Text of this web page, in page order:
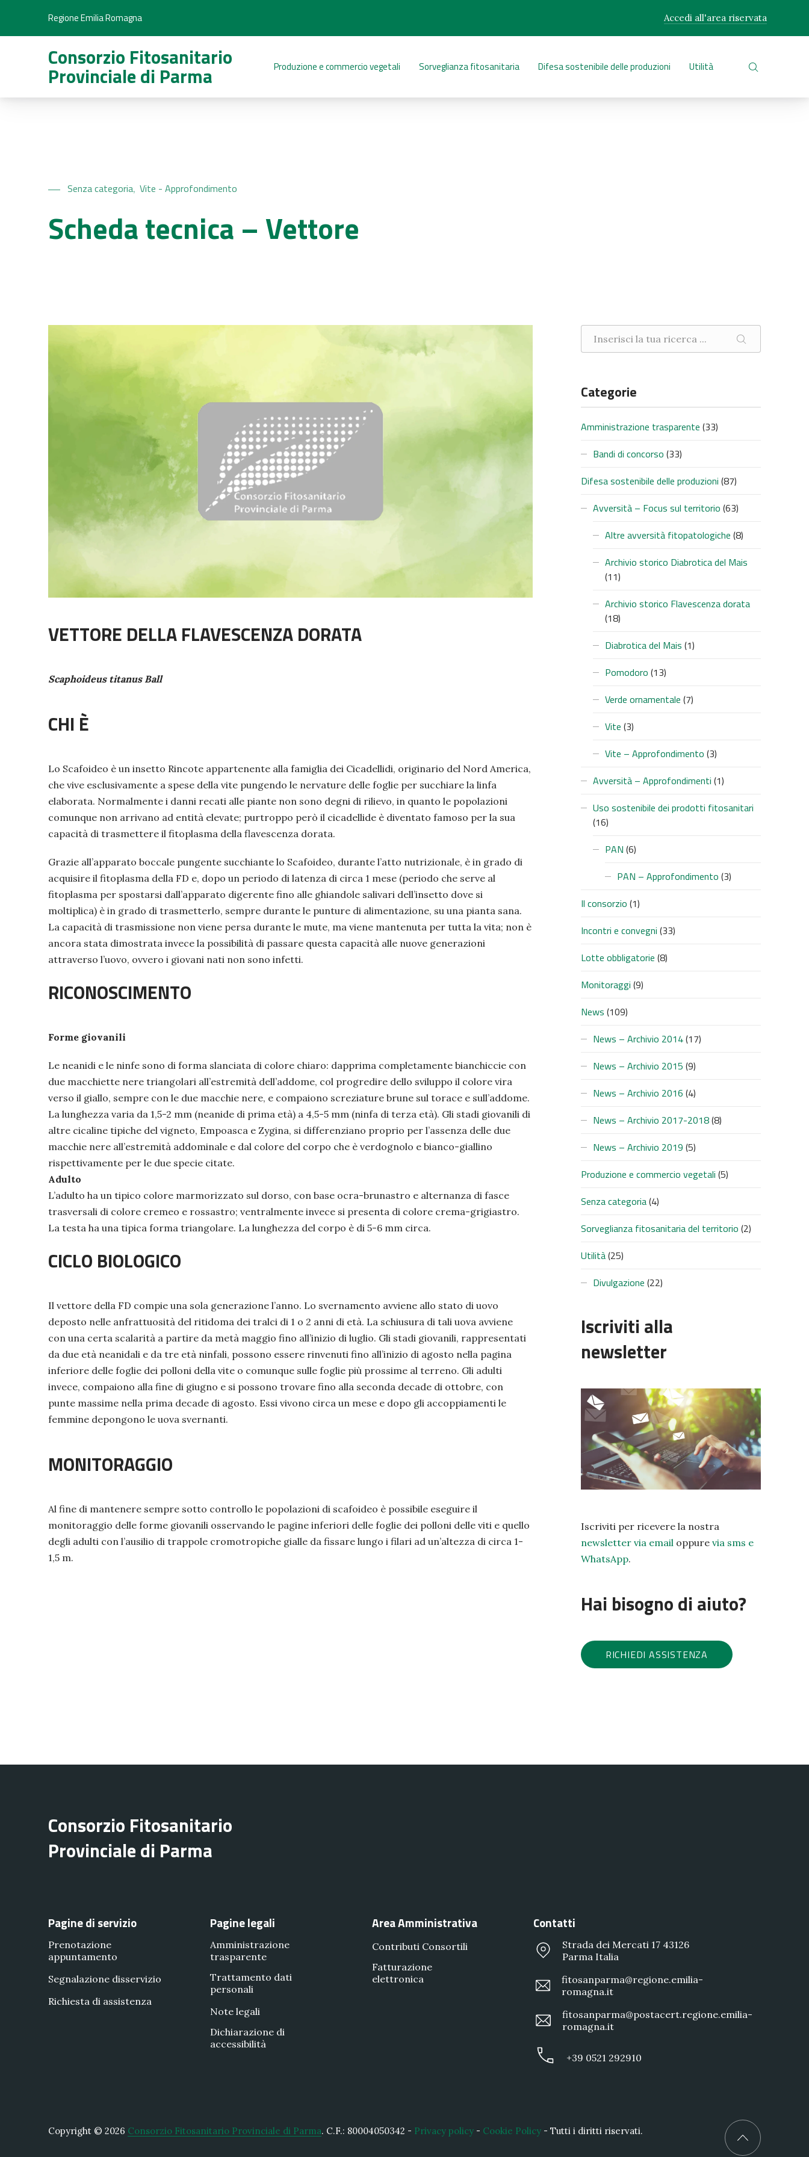
Regione Emilia Romagna Accedi all'area riservata
Consorzio Fitosanitario
Provinciale di Parma Produzione e commercio vegetali Sorveglianza fitosanitaria Difesa sostenibile delle produzioni Utilità
CERCA NEL
Senza categoria, Vite - Approfondimento
Scheda tecnica – Vettore
VETTORE DELLA FLAVESCENZA DORATA
Scaphoideus titanus Ball
CHI È
Lo Scafoideo è un insetto Rincote appartenente alla famiglia dei Cicadellidi, originario del Nord America,
che vive esclusivamente a spese della vite pungendo le nervature delle foglie per succhiare la linfa
elaborata. Normalmente i danni recati alle piante non sono degni di rilievo, in quanto le popolazioni
comunque non arrivano ad entità elevate; purtroppo però il cicadellide è diventato famoso per la sua
capacità di trasmettere il fitoplasma della flavescenza dorata.
Grazie all’apparato boccale pungente succhiante lo Scafoideo, durante l’atto nutrizionale, è in grado di
acquisire il fitoplasma della FD e, dopo un periodo di latenza di circa 1 mese (periodo che serve al
fitoplasma per spostarsi dall’apparato digerente fino alle ghiandole salivari dell’insetto dove si
moltiplica) è in grado di trasmetterlo, sempre durante le punture di alimentazione, su una pianta sana.
La capacità di trasmissione non viene persa durante le mute, ma viene mantenuta per tutta la vita; non è
ancora stata dimostrata invece la possibilità di passare questa capacità alle nuove generazioni
attraverso l’uovo, ovvero i giovani nati non sono infetti.
RICONOSCIMENTO
Forme giovanili
Le neanidi e le ninfe sono di forma slanciata di colore chiaro: dapprima completamente bianchiccie con
due macchiette nere triangolari all’estremità dell’addome, col progredire dello sviluppo il colore vira
verso il giallo, sempre con le due macchie nere, e compaiono screziature brune sul torace e sull’addome.
La lunghezza varia da 1,5-2 mm (neanide di prima età) a 4,5-5 mm (ninfa di terza età). Gli stadi giovanili di
altre cicaline tipiche del vigneto, Empoasca e Zygina, si differenziano proprio per l’assenza delle due
macchie nere all’estremità addominale e dal colore del corpo che è verdognolo e bianco-giallino
rispettivamente per le due specie citate.
Adulto
L’adulto ha un tipico colore marmorizzato sul dorso, con base ocra-brunastro e alternanza di fasce
trasversali di colore cremeo e rossastro; ventralmente invece si presenta di colore crema-grigiastro.
La testa ha una tipica forma triangolare. La lunghezza del corpo è di 5-6 mm circa.
CICLO BIOLOGICO
Il vettore della FD compie una sola generazione l’anno. Lo svernamento avviene allo stato di uovo
deposto nelle anfrattuosità del ritidoma dei tralci di 1 o 2 anni di età. La schiusura di tali uova avviene
con una certa scalarità a partire da metà maggio fino all’inizio di luglio. Gli stadi giovanili, rappresentati
da due età neanidali e da tre età ninfali, possono essere rinvenuti fino all’inizio di agosto nella pagina
inferiore delle foglie dei polloni della vite o comunque sulle foglie più prossime al terreno. Gli adulti
invece, compaiono alla fine di giugno e si possono trovare fino alla seconda decade di ottobre, con
punte massime nella prima decade di agosto. Essi vivono circa un mese e dopo gli accoppiamenti le
femmine depongono le uova svernanti.
MONITORAGGIO
Al fine di mantenere sempre sotto controllo le popolazioni di scafoideo è possibile eseguire il
monitoraggio delle forme giovanili osservando le pagine inferiori delle foglie dei polloni delle viti e quello
degli adulti con l’ausilio di trappole cromotropiche gialle da fissare lungo i filari ad un’altezza di circa 1-
1,5 m.
CERCA
Categorie
Amministrazione trasparente (33)
Bandi di concorso (33)
Difesa sostenibile delle produzioni (87)
Avversità – Focus sul territorio (63)
Altre avversità fitopatologiche (8)
Archivio storico Diabrotica del Mais
(11)
Archivio storico Flavescenza dorata
(18)
Diabrotica del Mais (1)
Pomodoro (13)
Verde ornamentale (7)
Vite (3)
Vite – Approfondimento (3)
Avversità – Approfondimenti (1)
Uso sostenibile dei prodotti fitosanitari
(16)
PAN (6)
PAN – Approfondimento (3)
Il consorzio (1)
Incontri e convegni (33)
Lotte obbligatorie (8)
Monitoraggi (9)
News (109)
News – Archivio 2014(17)
News – Archivio 2015 (9)
News – Archivio 2016 (4)
News – Archivio 2017-2018(8)
News – Archivio 2019 (5)
Produzione e commercio vegetali (5)
Senza categoria(4)
Sorveglianza fitosanitaria del territorio (2)
Utilità(25)
Divulgazione (22)
Iscriviti alla
newsletter
Iscriviti per ricevere la nostra
newsletter via emailoppure via sms e
WhatsApp.
Hai bisogno di aiuto?
RICHIEDI ASSISTENZA
Consorzio Fitosanitario
Provinciale di Parma
Pagine di servizio
Prenotazione
appuntamento
Segnalazione disservizio
Richiesta di assistenza
Pagine legali
Amministrazione
trasparente
Trattamento dati
personali
Note legali
Dichiarazione di
accessibilità
Area Amministrativa
Contributi Consortili
Fatturazione
elettronica
Contatti
Strada dei Mercati 17 43126
Parma Italia
fitosanparma@regione.emilia-
romagna.it
fitosanparma@postacert.regione.emilia-
romagna.it
+39 0521 292910
Copyright © 2026 Consorzio Fitosanitario Provinciale di Parma. C.F.: 80004050342 - Privacy policy - Cookie Policy - Tutti i diritti riservati.
Back to Top
PRECEDENTE